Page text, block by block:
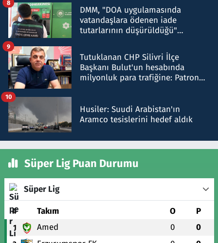
DMM, "DOA uygulamasında
vatandaşlara ödenen iade
tutarlarının düşürüldüğü"
8
Tutuklanan CHP Silivri İlçe
Başkanı Bulut'un hesabında
milyonluk para trafiğine: Patron
9
Husiler: Suudi Arabistan'ın
Aramco tesislerini hedef aldık
10
Süper Lig Puan Durumu
Süper Lig
# Takım O P
1 Amed 0 0